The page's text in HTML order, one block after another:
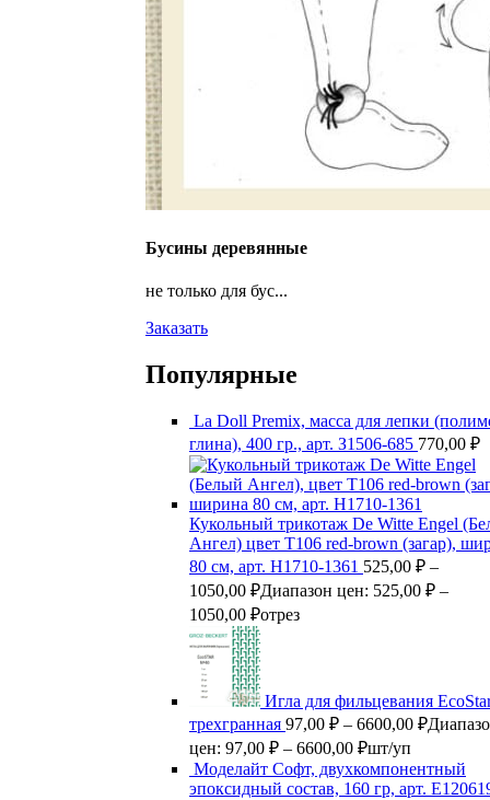
Бусины деревянные
не только для бус...
Заказать
Популярные
La Doll Premix, масса для лепки
глина), 400 гр., арт. З1506-685 770,00 ₽
Кукольный трикотаж De Witte Engel
Ангел) цвет Т106 red-brown (загар),
80 см, арт. Н1710-1361 525,00 ₽ –
1050,00 ₽Диапазон цен: 525,00 ₽ –
1050,00 ₽отрез
Игла для фильцевания
трехгранная 97,00 ₽ – 6600,00 ₽
цен: 97,00 ₽ – 6600,00 ₽шт/уп
Моделайт Софт, двухкомпонентный
эпоксидный состав, 160 гр, арт.